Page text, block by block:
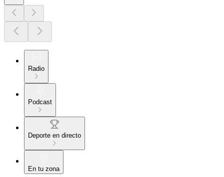
Radio
Podcast
Deporte en directo
En tu zona